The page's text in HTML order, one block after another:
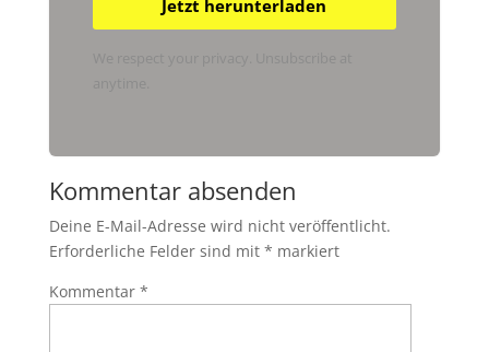
Jetzt herunterladen
We respect your privacy. Unsubscribe at
Kommentar absenden
Deine E-Mail-Adresse wird nicht veröffentlicht.
Erforderliche Felder sind mit * markiert
Kommentar *